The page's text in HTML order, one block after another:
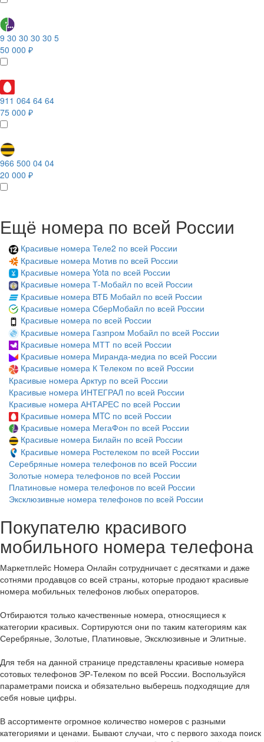
9 30 30 30 30 5
50 000 ₽
911 064 64 64
75 000 ₽
966 500 04 04
20 000 ₽
Ещё номера по всей России
Красивые номера Теле2 по всей России
Красивые номера Мотив по всей России
Красивые номера Yota по всей России
Красивые номера Т-Мобайл по всей России
Красивые номера ВТБ Мобайл по всей России
Красивые номера СберМобайл по всей России
Красивые номера по всей России
Красивые номера Газпром Мобайл по всей России
Красивые номера МТТ по всей России
Красивые номера Миранда-медиа по всей России
Красивые номера К Телеком по всей России
Красивые номера Арктур по всей России
Красивые номера ИНТЕГРАЛ по всей России
Красивые номера АНТАРЕС по всей России
Красивые номера MTC по всей России
Красивые номера МегаФон по всей России
Красивые номера Билайн по всей России
Красивые номера Ростелеком по всей России
Серебряные номера телефонов по всей России
Золотые номера телефонов по всей России
Платиновые номера телефонов по всей России
Эксклюзивные номера телефонов по всей России
Покупателю красивого
мобильного номера телефона
Маркетплейс Номера Онлайн сотрудничает с десятками и даже
сотнями продавцов со всей страны, которые продают красивые
номера мобильных телефонов любых операторов.
Отбираются только качественные номера, относящиеся к
категории красивых. Сортируются они по таким категориям как
Серебряные, Золотые, Платиновые, Эксклюзивные и Элитные.
Для тебя на данной странице представлены красивые номера
сотовых телефонов ЭР-Телеком по всей России. Воспользуйся
параметрами поиска и обязательно выберешь подходящие для
себя новые цифры.
В ассортименте огромное количество номеров с разными
категориями и ценами. Бывают случаи, что с первого захода поиск